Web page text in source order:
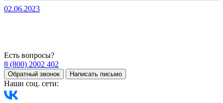
02.06.2023
Есть вопросы?
8 (800) 2002 402
Обратный звонок Написать письмо
Наши соц. сети: